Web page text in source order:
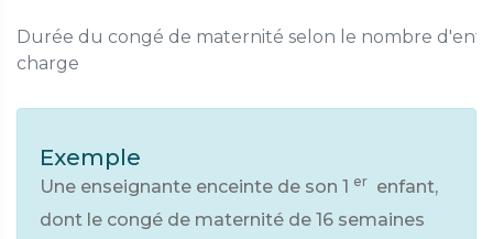
Durée du congé de maternité selon le nombre
charge
Exemple
Une enseignante enceinte de son 1 er enfant,
dont le congé de maternité de 16 semaines